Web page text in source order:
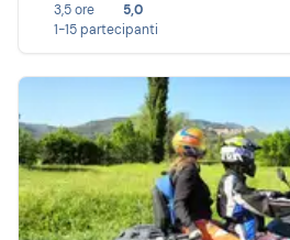
3,5 ore
5,0
1-15 partecipanti